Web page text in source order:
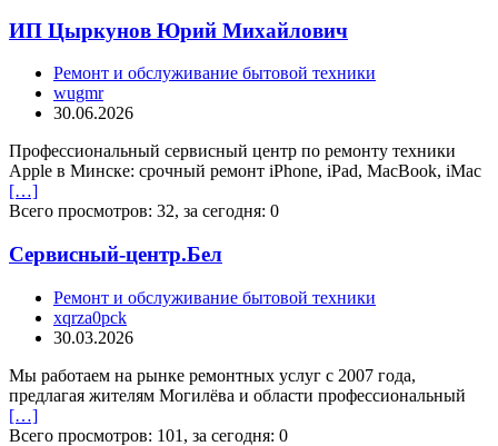
ИП Цыркунов Юрий Михайлович
Ремонт и обслуживание бытовой техники
wugmr
30.06.2026
Профессиональный сервисный центр по ремонту техники
Apple в Минске: срочный ремонт iPhone, iPad, MacBook, iMac
[…]
Всего просмотров: 32, за сегодня: 0
Сервисный-центр.Бел
Ремонт и обслуживание бытовой техники
xqrza0pck
30.03.2026
Мы работаем на рынке ремонтных услуг с 2007 года,
предлагая жителям Могилёва и области профессиональный
[…]
Всего просмотров: 101, за сегодня: 0